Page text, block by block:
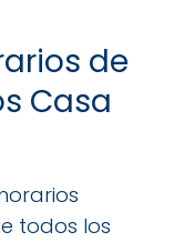
de
Casa
todos los